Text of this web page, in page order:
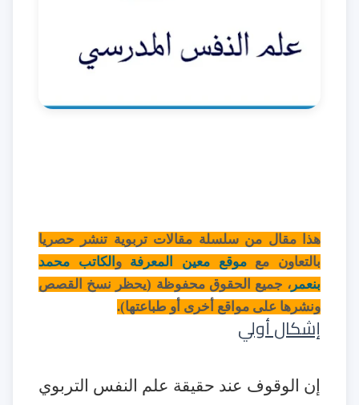
هذا مقال من سلسلة مقالات تربوية تنشر حصريا
بالتعاون معموقع معين المعرفةو الكاتب محمد
بنعمر ، جميع الحقوق محفوظة (يحظر نسخ القصص
ونشرها على مواقع أخرى أو طباعتها).
إشكال أولي
إن الوقوف عند حقيقة علم النفس التربوي